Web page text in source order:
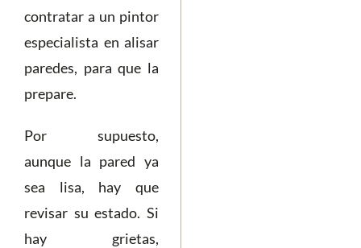
contratar a un pintor
especialista en alisar
paredes, para que la
prepare.
Por supuesto,
aunque la pared ya
sea lisa, hay que
revisar su estado. Si
hay grietas,